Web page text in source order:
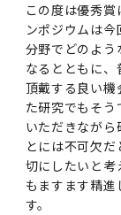
2013年度
2012年度
2011年度
この度は優秀
ンポジウムは
分野でどのよう
なるとともに
頂戴する良い機
た研究でもそ
いただきなが
とには不可欠
切にしたいと考
もますます精
す。